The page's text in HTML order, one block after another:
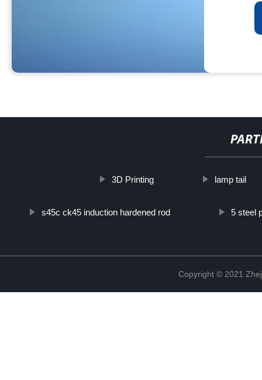
3D Printing lamp tail
s45c ck45 induction hardened rod 5 steel
Copyright © 2021